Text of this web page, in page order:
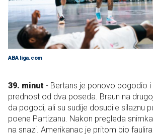
ABA liga.com
39. minut - Bertans je ponovo pogodio i
prednost od dva poseda. Braun na
da pogodi, ali su sudije dosudile silaznu
poene Partizanu. Nakon pregleda
na snazi. Amerikanac je pritom bio